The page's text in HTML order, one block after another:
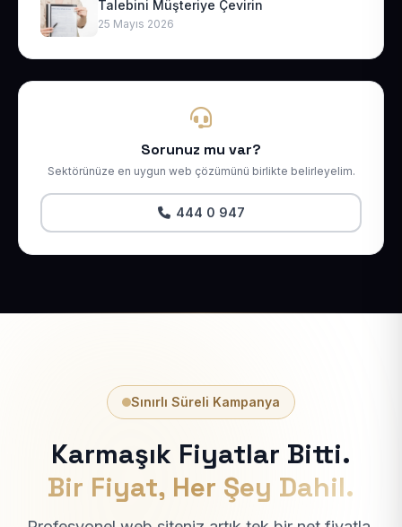
Talebini Müşteriye Çevirin
25 Mayıs 2026
Sorunuz mu var?
Sektörünüze en uygun web çözümünü birlikte belirleyelim.
444 0 947
Sınırlı Süreli Kampanya
Karmaşık Fiyatlar Bitti.
Bir Fiyat, Her Şey Dahil.